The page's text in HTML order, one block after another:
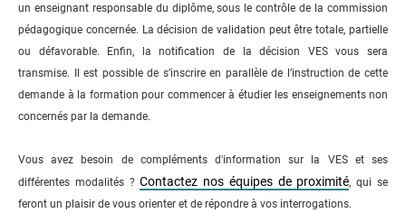
un enseignant responsable du diplôme, sous le contrôle de la commission
pédagogique concernée. La décision de validation peut être totale, partielle
ou défavorable. Enfin, la notification de la décision VES vous sera
transmise.
Il est possible de s’inscrire en parallèle de l’instruction de cette
demande à la formation pour commencer à étudier les enseignements non
concernés par la demande.
Vous avez besoin de compléments d'information sur la VES et ses
différentes modalités ?Contactez nos équipes de proximité, qui se
feront un plaisir de vous orienter et de répondre à vos interrogations.